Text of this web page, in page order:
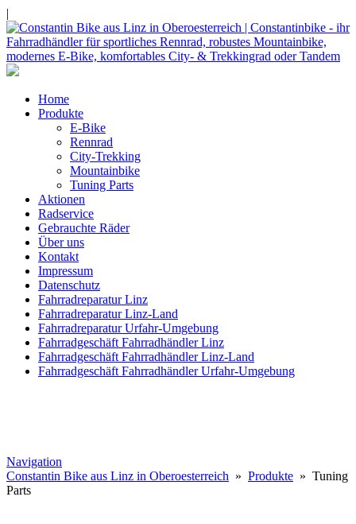
|
Home
Produkte
E-Bike
Rennrad
City-Trekking
Mountainbike
Tuning Parts
Aktionen
Radservice
Gebrauchte Räder
Über uns
Kontakt
Impressum
Datenschutz
Fahrradreparatur Linz
Fahrradreparatur Linz-Land
Fahrradreparatur Urfahr-Umgebung
Fahrradgeschäft Fahrradhändler Linz
Fahrradgeschäft Fahrradhändler Linz-Land
Fahrradgeschäft Fahrradhändler Urfahr-Umgebung
Navigation
Constantin Bike aus Linz in Oberoesterreich » Produkte » Tuning
Parts